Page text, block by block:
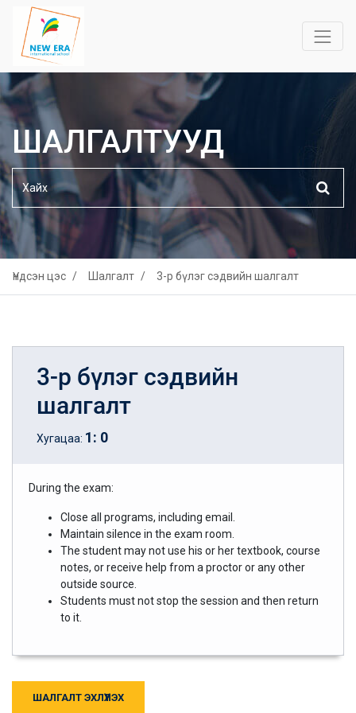
ШАЛГАЛТУУД
Үндсэн цэс Шалгалт 3-р бүлэг сэдвийн шалгалт
3-р бүлэг сэдвийн
шалгалт
Хугацаа: 1: 0
During the exam:
Close all programs, including email.
Maintain silence in the exam room.
The student may not use his or her textbook, course
notes, or receive help from a proctor or any other
outside source.
Students must not stop the session and then return
to it.
ШАЛГАЛТ ЭХЛҮҮЛЭХ